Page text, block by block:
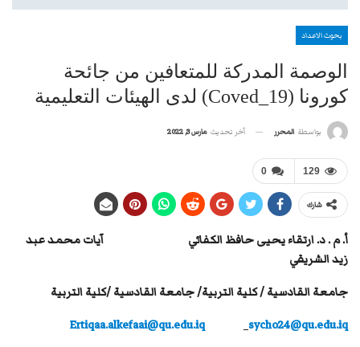
بحوث الاعداد
الوصمة المدركة للمتعافين من جائحة
كورونا (19_Coved) لدى الهيئات التعليمية
بواسطة المحرر آخر تحديث مارس 3, 2022
0 129
شارك
أ. م . د. ارتقاء يحيى حافظالكفائي
آيات محمد عبد
زيد الشريفي
جامعة القادسية / كلية التربية/ جامعة القادسية /كلية التربية
Ertiqaa.alkefaai@qu.edu.iq
sycho24@qu.edu.iq